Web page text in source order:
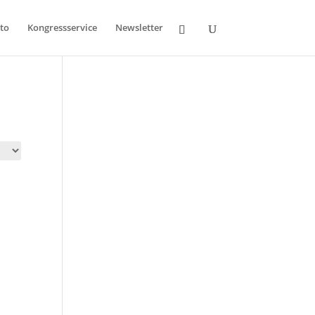
Kongressservice Newsletter